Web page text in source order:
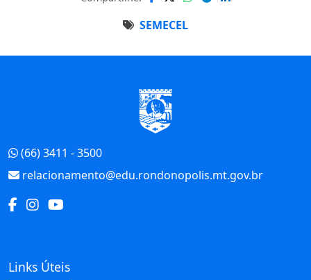
SEMECEL
(66) 3411 - 3500
relacionamento@edu.rondonopolis.mt.gov.br
Links Úteis